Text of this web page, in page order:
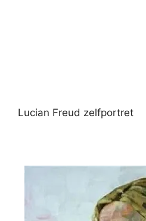
Lucian Freud zelfportret